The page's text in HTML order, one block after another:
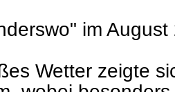
im August
Wetter zeigte